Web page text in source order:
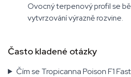
Ovocný terpenový profil se
vytvrzování výrazně rozvine.
Často kladené otázky
Čím se Tropicanna Poison F1